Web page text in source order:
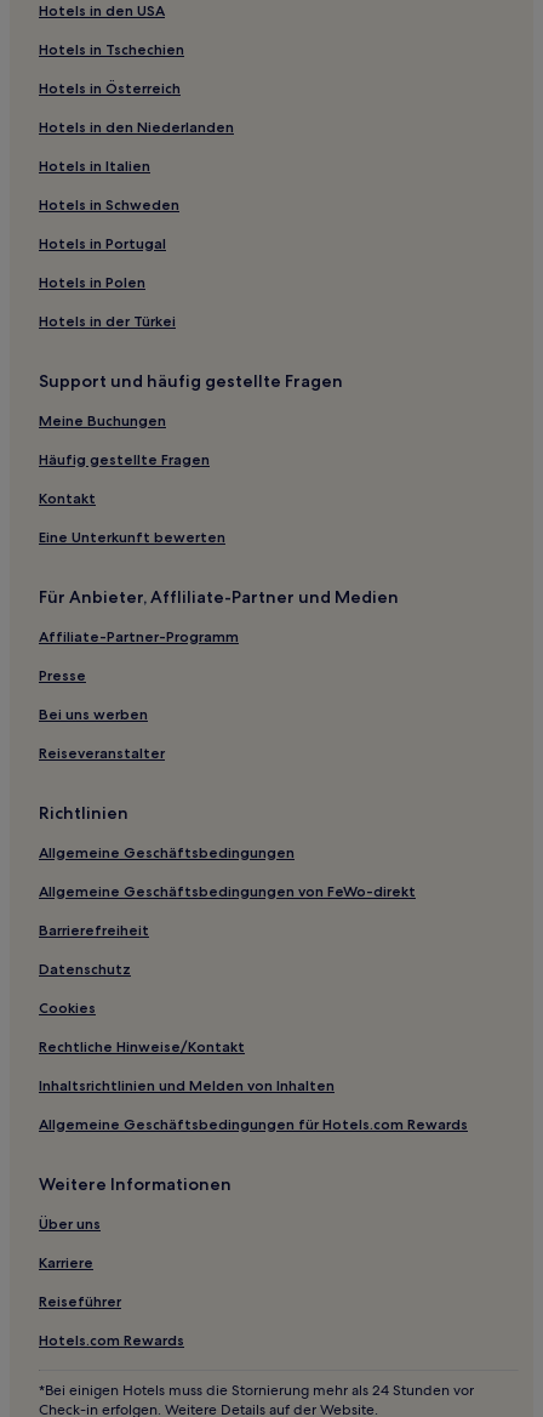
Valdepeñas de la Sierra Hotels
Hotels nahe Almiruete Ruinen
Quer Hotels
Condemios de Arriba Hotels
Alcarria de Brihuega y Cifuentes: Hotels
Alaminos Hotels
Albares Hotels
Abánades Hotels
Alarilla Hotels
Málaga del Fresno Hotels
Valdeconcha Hotels
Sayatón Hotels
Marchamalo Hotels
Somolinos Hotels
Miralrío Hotels
Horna Hotels
San Andrés del Rey Hotels
Buendía Hotels
Hotels in den USA
Hotels in Tschechien
Hotels in Österreich
Hotels in den Niederlanden
Hotels in Italien
Hotels in Schweden
Hotels in Portugal
Hotels in Polen
Hotels in der Türkei
Support und häufig gestellte Fragen
Meine Buchungen
Häufig gestellte Fragen
Kontakt
Eine Unterkunft bewerten
Für Anbieter, Affliliate-Partner und Medien
Affiliate-Partner-Programm
Presse
Bei uns werben
Reiseveranstalter
Richtlinien
Allgemeine Geschäftsbedingungen
Allgemeine Geschäftsbedingungen von FeWo-direkt
Barrierefreiheit
Datenschutz
Cookies
Rechtliche Hinweise/Kontakt
Inhaltsrichtlinien und Melden von Inhalten
Allgemeine Geschäftsbedingungen für Hotels.com Rewards
Weitere Informationen
Über uns
Karriere
Reiseführer
Hotels.com Rewards
*Bei einigen Hotels muss die Stornierung mehr als 24 Stunden vor
Check-in erfolgen. Weitere Details auf der Website.